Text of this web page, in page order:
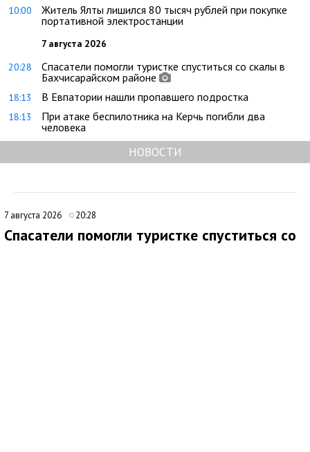
10:00
Житель Ялты лишился 80 тысяч рублей при покупке
портативной электростанции
7 августа 2026
20:28
Спасатели помогли туристке спуститься со скалы в
Бахчисарайском районе
18:13 В Евпатории нашли пропавшего подростка
18:13
При атаке беспилотника на Керчь погибли два
человека
НОВОСТИ
7 августа 2026 20:28
Спасатели помогли туристке спуститься со